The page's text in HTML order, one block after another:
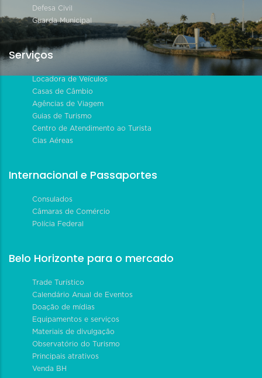
Defesa Civil
Guarda Municipal
Serviços
Locadora de Veículos
Casas de Câmbio
Agências de Viagem
Guias de Turismo
Centro de Atendimento ao Turista
Cias Aéreas
Internacional e Passaportes
Consulados
Câmaras de Comércio
Polícia Federal
Belo Horizonte para o mercado
Trade Turístico
Calendário Anual de Eventos
Doação de mídias
Equipamentos e serviços
Materiais de divulgação
Observatório do Turismo
Principais atrativos
Venda BH